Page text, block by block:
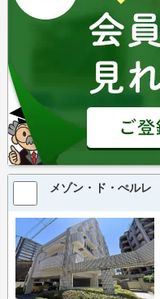
メゾン・ド・ぺルレ